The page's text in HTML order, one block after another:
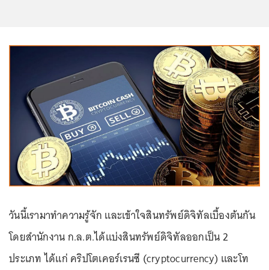
วันนี้เรามาทำความรู้จัก และเข้าใจสินทรัพย์ดิจิทัลเบื้องต้นกัน
โดยสำนักงาน ก.ล.ต.ได้แบ่งสินทรัพย์ดิจิทัลออกเป็น 2
ประเภท ได้แก่ คริปโตเคอร์เรนซี (cryptocurrency) และโท